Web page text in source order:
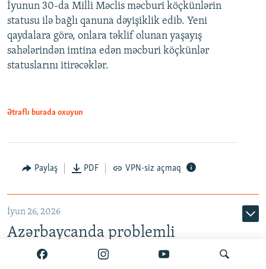
Auto 240p 360p 480p
720p 1080p
360p
480p
720p
İyunun 30-da Milli Məclis məcburi köçkünlərin
statusu ilə bağlı qanuna dəyişiklik edib. Yeni
qaydalara görə, onlara təklif olunan yaşayış
sahələrindən imtina edən məcburi köçkünlər
statuslarını itirəcəklər.
Ətraflı burada oxuyun
Paylaş PDF VPN-siz açmaq
İyun 26, 2026
Azərbaycanda problemli
kreditlər yenidən artır